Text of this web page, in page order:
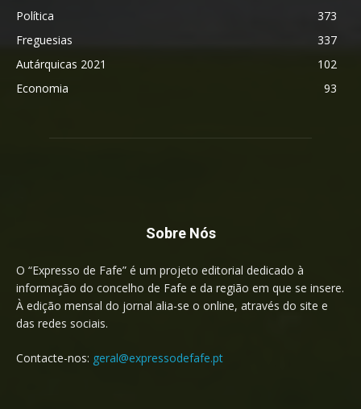
Política
373
Freguesias
337
Autárquicas 2021
102
Economia
93
Sobre Nós
O “Expresso de Fafe” é um projeto editorial dedicado à
informação do concelho de Fafe e da região em que se insere.
À edição mensal do jornal alia-se o online, através do site e
das redes sociais.
Contacte-nos: geral@expressodefafe.pt